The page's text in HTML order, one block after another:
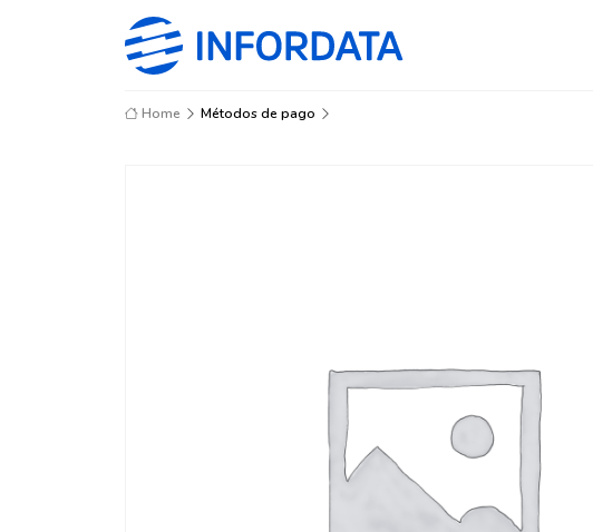
Home Métodos de pago